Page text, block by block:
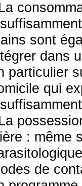
sont
dans
particulier
qui
: même
de